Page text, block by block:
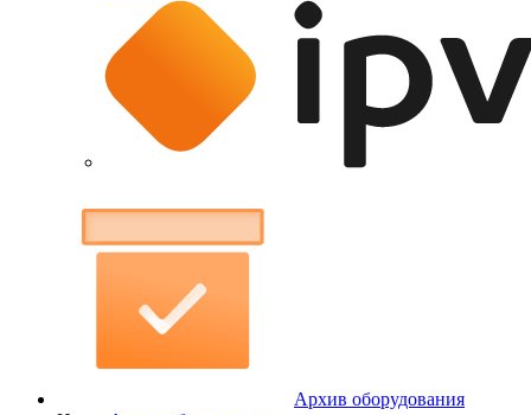
Архив оборудования